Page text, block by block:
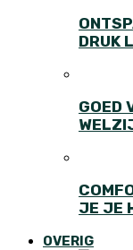
DRUK
GOED
JE JE
OVERIG